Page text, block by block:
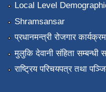
Local Level
Shramsansar
प्रधानमन्त्री रोजगार कार्यक्रम
मुलुकि देवानी संहिता सम्बन्धी
राष्ट्रिय परिचयपत्र तथा